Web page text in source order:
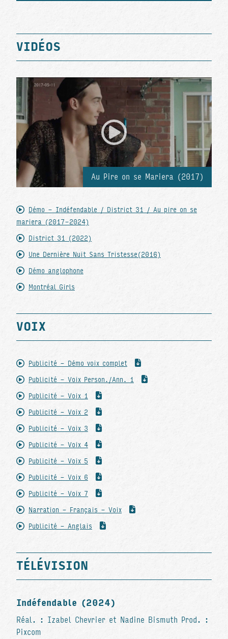
VIDÉOS
Au Pire on se Mariera (2017)
Démo - Indéfendable / District 31 / Au pire on se
mariera (2017-2024)
District 31 (2022)
Une Dernière Nuit Sans Tristesse(2016)
Démo anglophone
Montréal Girls
VOIX
Publicité - Démo voix complet
Publicité - Voix Person./Ann. 1
Publicité - Voix 1
Publicité - Voix 2
Publicité - Voix 3
Publicité - Voix 4
Publicité - Voix 5
Publicité - Voix 6
Publicité - Voix 7
Narration - Français - Voix
Publicité - Anglais
TÉLÉVISION
Indéfendable (2024)
Réal. : Izabel Chevrier et Nadine Bismuth Prod. :
Pixcom